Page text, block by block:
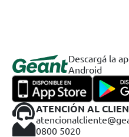
Descargá la
Android
ATENCIÓN AL
0800 5020